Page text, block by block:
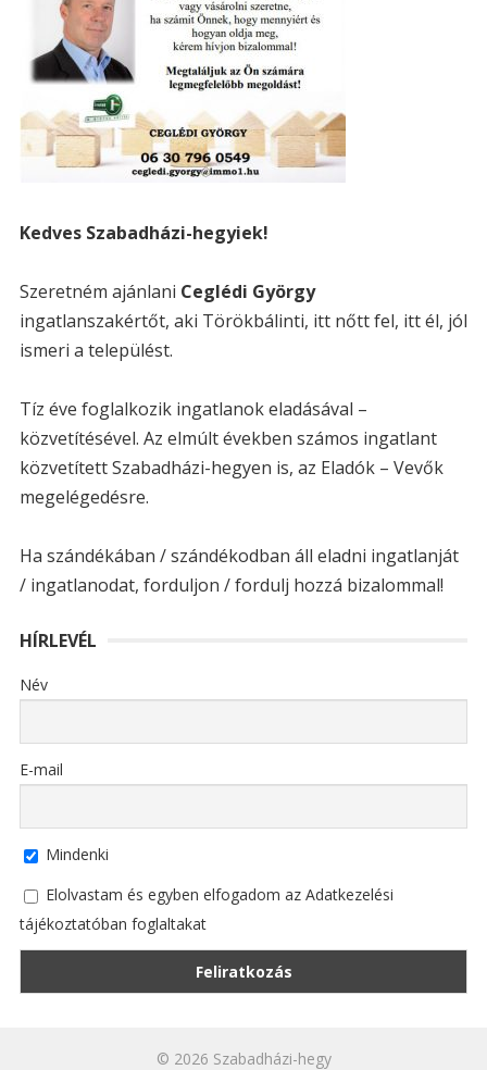
Kedves Szabadházi-hegyiek!
Szeretném ajánlani Ceglédi György
ingatlanszakértőt, aki Törökbálinti, itt nőtt fel, itt él, jól
ismeri a települést.
Tíz éve foglalkozik ingatlanok eladásával –
közvetítésével. Az elmúlt években számos ingatlant
közvetített Szabadházi-hegyen is, az Eladók – Vevők
megelégedésre.
Ha szándékában / szándékodban áll eladni ingatlanját
/ ingatlanodat, forduljon / fordulj hozzá bizalommal!
HÍRLEVÉL
Név
E-mail
Mindenki
Elolvastam és egyben elfogadom az Adatkezelési
tájékoztatóban foglaltakat
© 2026 Szabadházi-hegy